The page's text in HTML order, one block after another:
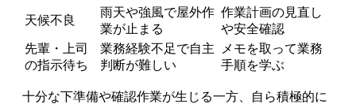
天候不良
雨天や強風で屋外作
業が止まる
作業計画の見直し
や安全確認
先輩・上司
の指示待ち
業務経験不足で自主
判断が難しい
メモを取って業務
手順を学ぶ
十分な下準備や確認作業が生じる一方、自ら積極的に